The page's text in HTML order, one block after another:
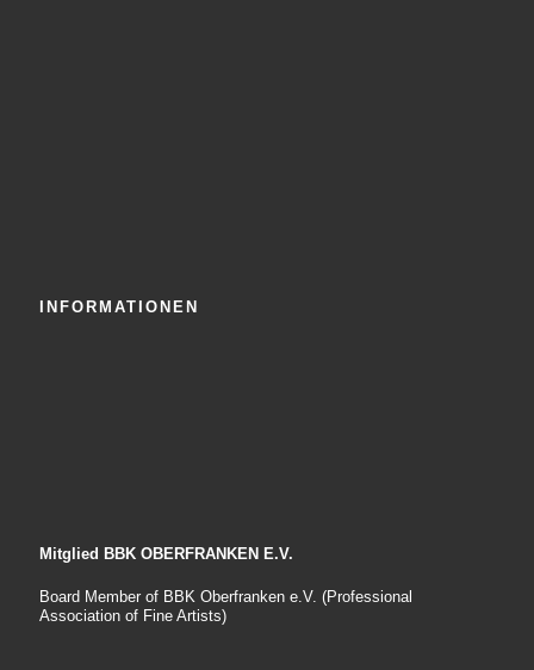
INFORMATIONEN
Mitglied BBK OBERFRANKEN E.V.
Board Member of BBK Oberfranken e.V. (Professional
Association of Fine Artists)